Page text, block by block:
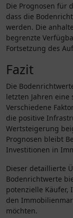
Die Prognosen für
dass die
werden. Die
begrenzte
Fortsetzung des
Fazit
Die
letzten Jahren
Verschiedene
die positive
Wertsteigerung
Prognosen bleibt
Investitionen in
Dieser detaillierte
Bodenrichtwerte
potenzielle Käufer,
den
möchten.